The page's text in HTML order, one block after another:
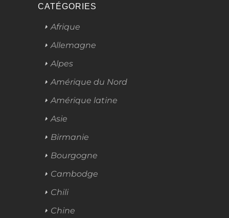
CATÉGORIES
Afrique
Allemagne
Alpes
Amérique du Nord
Amérique latine
Asie
Birmanie
Bourgogne
Cambodge
Chili
Chine